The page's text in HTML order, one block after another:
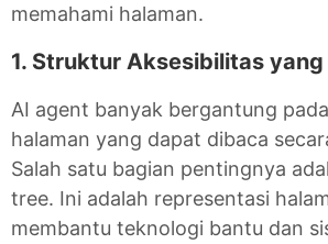
memahami halaman.
1. Struktur Aksesibilitas yang
AI agent banyak bergantung
halaman yang dapat dibaca
Salah satu bagian pentingnya
tree. Ini adalah representasi
membantu teknologi bantu dan